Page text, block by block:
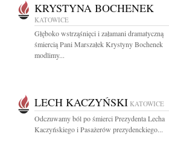
KRYSTYNA BOCHENEK
KATOWICE
Głęboko wstrząśnięci i załamani dramatyczną
śmiercią Pani Marszałek Krystyny Bochenek
modlimy...
LECH KACZYŃSKI KATOWICE
Odczuwamy ból po śmierci Prezydenta Lecha
Kaczyńskiego i Pasażerów prezydenckiego...